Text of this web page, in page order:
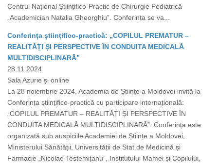
Centrul Național Științifico-Practic de Chirurgie Pediatrică
„Academician Natalia Gheorghiu”. Conferința se va...
Conferința științifico-practică: „COPILUL PREMATUR –
REALITĂȚI ȘI PERSPECTIVE ÎN CONDUITA MEDICALĂ
MULTIDISCIPLINARĂ”
28.11.2024
Sala Azurie și online
La 28 noiembrie 2024, Academia de Științe a Moldovei invită la
Conferința științifico-practică cu participare internațională:
„COPILUL PREMATUR – REALITĂȚI ȘI PERSPECTIVE ÎN
CONDUITA MEDICALĂ MULTIDISCIPLINARĂ”. Conferința este
organizată sub auspiciile Academiei de Științe a Moldovei,
Ministerului Sănătății, Universității de Stat de Medicină și
Farmacie „Nicolae Testemițanu”, Institutului Mamei și Copilului,